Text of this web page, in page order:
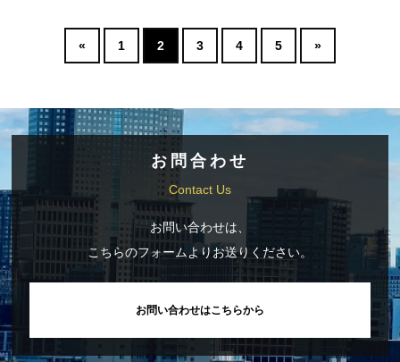
« 1 2 3 4 5 »
お問合わせ
Contact Us
お問い合わせは、
こちらのフォームよりお送りください。
お問い合わせはこちらから